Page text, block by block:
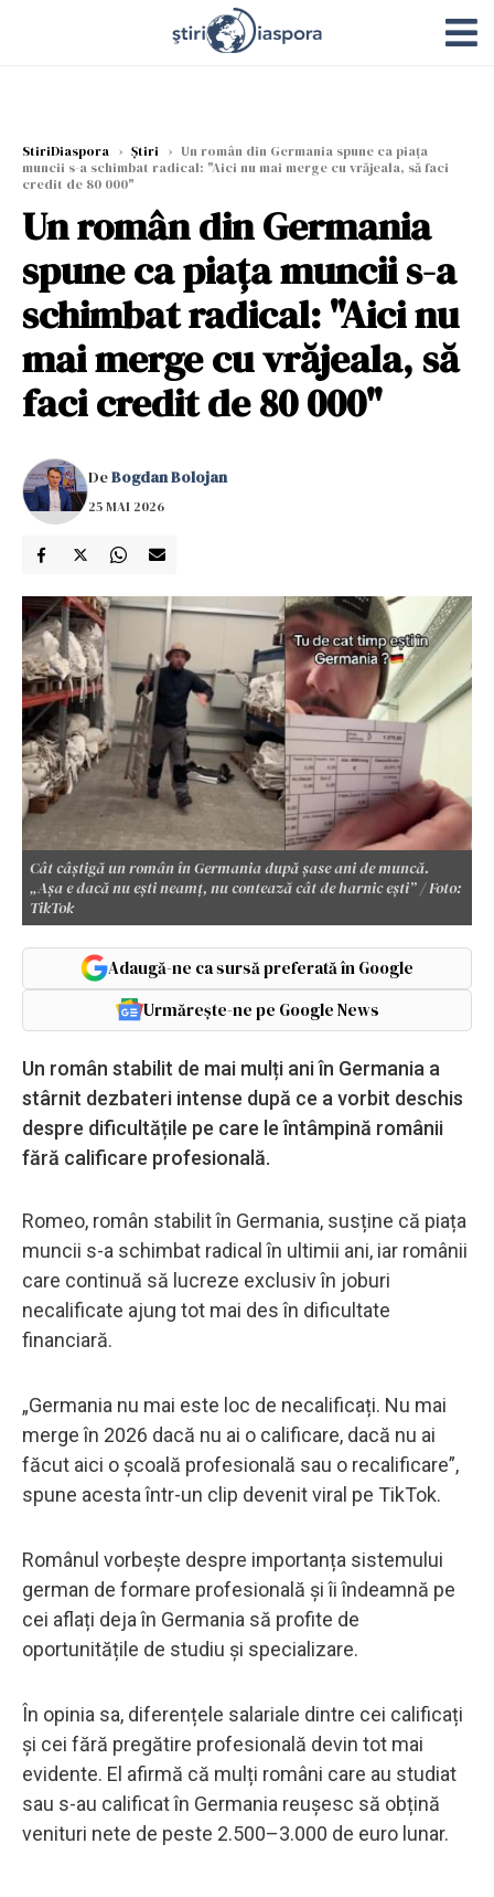
StiriDiaspora › Știri › Un român din Germania spune ca piața
muncii s-a schimbat radical: "Aici nu mai merge cu vrăjeala, să faci
credit de 80 000"
Un român din Germania
spune ca piața muncii s-a
schimbat radical: "Aici nu
mai merge cu vrăjeala, să
faci credit de 80 000"
DeBogdan Bolojan
25 MAI 2026
Cât câștigă un român în Germania după șase ani de muncă.
„Așa e dacă nu ești neamț, nu contează cât de harnic ești” / Foto:
TikTok
Adaugă-ne ca sursă preferată în Google
Urmărește-ne pe Google News
Un român stabilit de mai mulți ani în Germania a
stârnit dezbateri intense după ce a vorbit deschis
despre dificultățile pe care le întâmpină românii
fără calificare profesională.
Romeo, român stabilit în Germania, susține că piața
muncii s-a schimbat radical în ultimii ani, iar românii
care continuă să lucreze exclusiv în joburi
necalificate ajung tot mai des în dificultate
financiară.
„Germania nu mai este loc de necalificați. Nu mai
merge în 2026 dacă nu ai o calificare, dacă nu ai
făcut aici o școală profesională sau o recalificare”,
spune acesta într-un clip devenit viral pe TikTok.
Românul vorbește despre importanța sistemului
german de formare profesională și îi îndeamnă pe
cei aflați deja în Germania să profite de
oportunitățile de studiu și specializare.
În opinia sa, diferențele salariale dintre cei calificați
și cei fără pregătire profesională devin tot mai
evidente. El afirmă că mulți români care au studiat
sau s-au calificat în Germania reușesc să obțină
venituri nete de peste 2.500–3.000 de euro lunar.